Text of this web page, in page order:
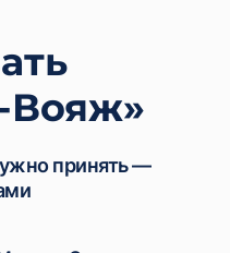
Вояж»
принять —